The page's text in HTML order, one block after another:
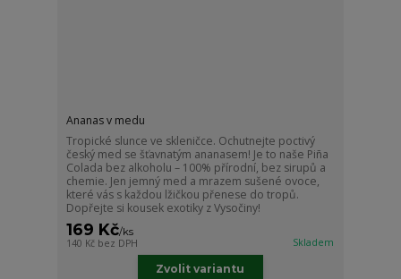
Ananas v medu
Tropické slunce ve skleničce. Ochutnejte poctivý
český med se šťavnatým ananasem! Je to naše Piña
Colada bez alkoholu – 100% přírodní, bez sirupů a
chemie. Jen jemný med a mrazem sušené ovoce,
které vás s každou lžičkou přenese do tropů.
Dopřejte si kousek exotiky z Vysočiny!
169 Kč/ks
140 Kč bez DPH Skladem
Zvolit variantu